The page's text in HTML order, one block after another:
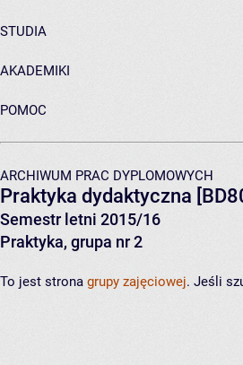
STUDIA
AKADEMIKI
POMOC
ARCHIWUM PRAC DYPLOMOWYCH
Praktyka dydaktyczna
Semestr letni 2015/16
Praktyka, grupa nr 2
To jest strona grupy zajęciowej. Jeśli